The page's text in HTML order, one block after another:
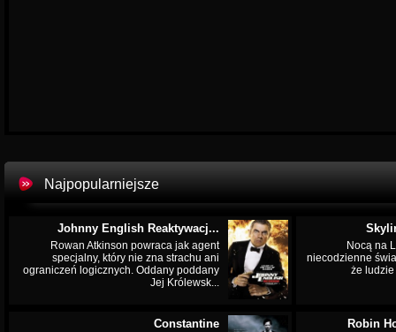
Najpopularniejsze
Johnny English Reaktywacj...
Rowan Atkinson powraca jak agent
specjalny, który nie zna strachu ani
ograniczeń logicznych. Oddany poddany
Jej Królewsk...
Nocą na
niecodzienne
że
Constantine Robin